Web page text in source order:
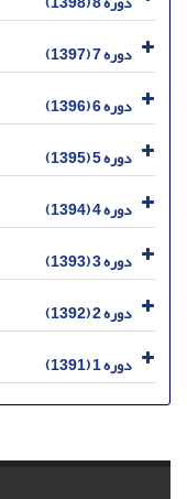
دوره 7 (1397)
دوره 6 (1396)
دوره 5 (1395)
دوره 4 (1394)
دوره 3 (1393)
دوره 2 (1392)
دوره 1 (1391)